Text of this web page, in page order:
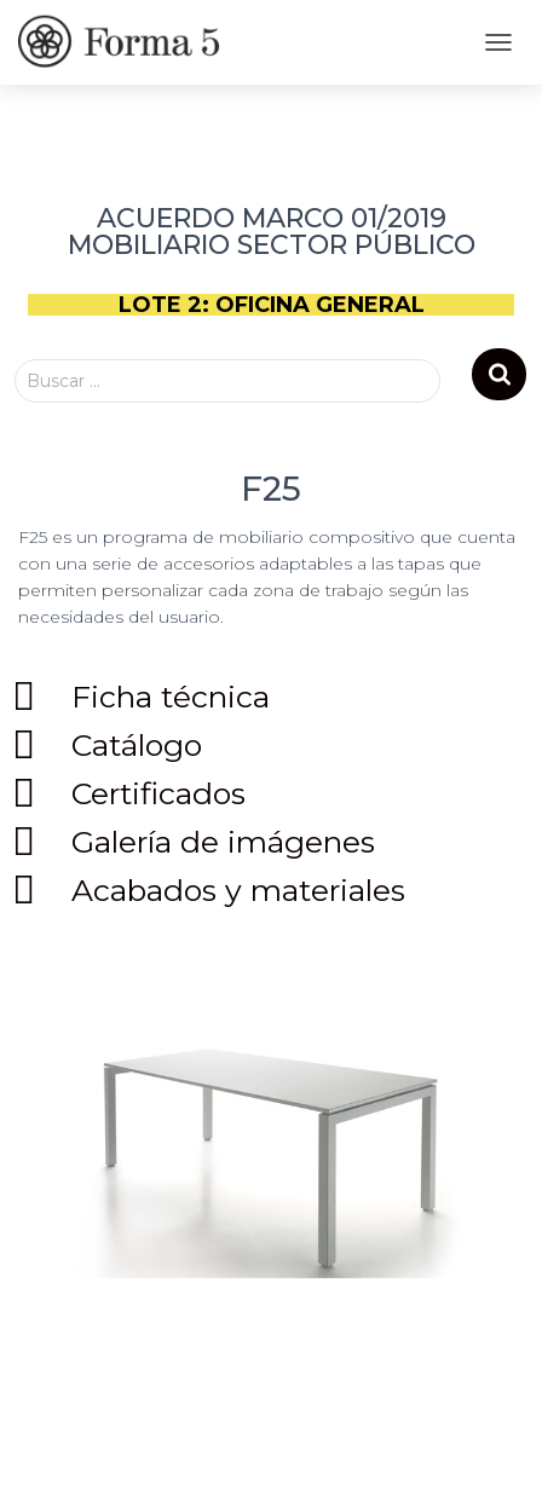
ACUERDO MARCO 01/2019
MOBILIARIO SECTOR PÚBLICO
LOTE 2: OFICINA GENERAL
Buscar …
F25
F25 es un programa de mobiliario compositivo que cuenta
con una serie de accesorios adaptables a las tapas que
permiten personalizar cada zona de trabajo según las
necesidades del usuario.
Ficha técnica
Catálogo
Certificados
Galería de imágenes
Acabados y materiales